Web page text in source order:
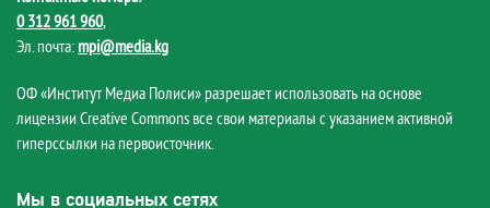
0 312 961 960,
Эл. почта: mpi@media.kg
ОФ «Институт Медиа Полиси» разрешает использовать на основе
лицензии Creative Commons все свои материалы с указанием активной
гиперссылки на первоисточник.
Мы в социальных сетях